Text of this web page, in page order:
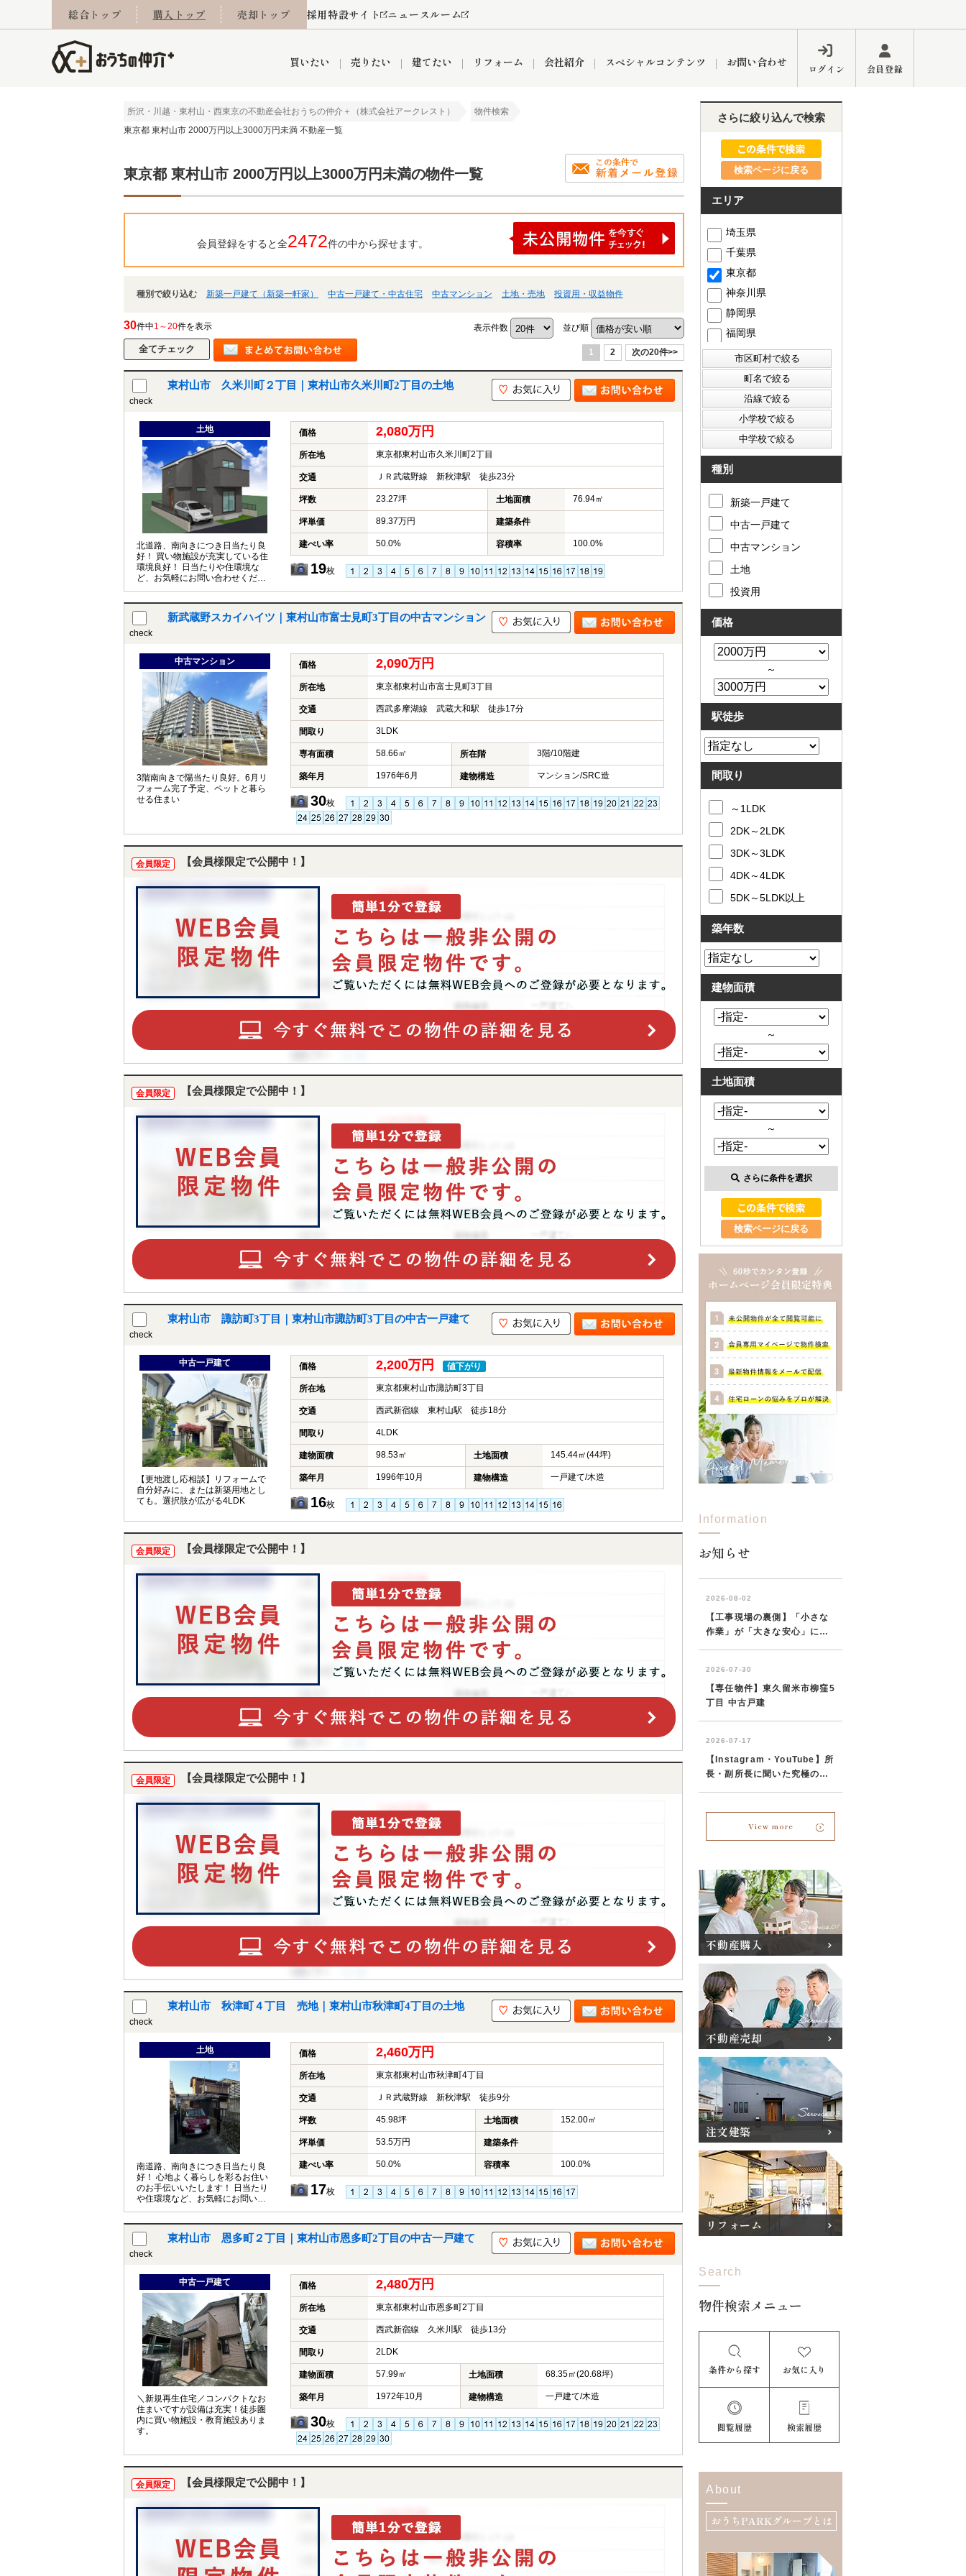
総合トップ 購入トップ 売却トップ 採用特設サイト ニュースルーム
買いたい
川越市 入間市 飯能市 狭山市 ふじみ野市 富士見市 志木市 新座市 朝霞市 西東京市 東村山市 東大和市
東久留米市
売りたい
練馬区
建てたい リフォーム 会社紹介
インフォメーション ブログ
秋津営業所 東久留米営業所
スペシャルコンテンツ お問い合わせ ログイン 会員登録
所沢・川越・東村山・西東京の不動産会社おうちの仲介＋（株式会社アークレスト）
物件検索
東京都 東村山市 2000万円以上3000万円未満 不動産一覧
東京都 東村山市 2000万円以上3000万円未満の物件一覧
会員登録をすると全2472件の中から探せます。
種別で絞り込む 新築一戸建て（新築一軒家） 中古一戸建て・中古住宅 中古マンション 土地・売地 投資用・収益物件
30件中1～20件を表示 表示件数 並び順
1 2 次の20件>>
check
東村山市 久米川町２丁目｜東村山市久米川町2丁目の土地
土地
北道路、南向きにつき日当たり良
好！ 買い物施設が充実している住
環境良好！ 日当たりや住環境な
ど、お気軽にお問い合わせくださ
い！
価格 2,080万円
所在地 東京都東村山市久米川町2丁目
交通 ＪＲ武蔵野線 新秋津駅 徒歩23分
坪数 23.27坪 土地面積 76.94㎡
坪単価 89.37万円 建築条件
建ぺい率 50.0% 容積率 100.0%
19枚
check
新武蔵野スカイハイツ｜東村山市富士見町3丁目の中古マンション
中古マンション
3階南向きで陽当たり良好。6月リ
フォーム完了予定、ペットと暮ら
せる住まい
価格 2,090万円
所在地 東京都東村山市富士見町3丁目
交通 西武多摩湖線 武蔵大和駅 徒歩17分
間取り 3LDK
専有面積 58.66㎡ 所在階 3階/10階建
築年月 1976年6月 建物構造 マンション/SRC造
30枚
会員限定 【会員様限定で公開中！】
会員限定 【会員様限定で公開中！】
check
東村山市 諏訪町3丁目｜東村山市諏訪町3丁目の中古一戸建て
中古一戸建て
【更地渡し応相談】リフォームで
自分好みに、または新築用地とし
ても。選択肢が広がる4LDK
価格 2,200万円 値下がり
所在地 東京都東村山市諏訪町3丁目
交通 西武新宿線 東村山駅 徒歩18分
間取り 4LDK
建物面積 98.53㎡ 土地面積 145.44㎡(44坪)
築年月 1996年10月 建物構造 一戸建て/木造
16枚
会員限定 【会員様限定で公開中！】
会員限定 【会員様限定で公開中！】
check
東村山市 秋津町４丁目 売地｜東村山市秋津町4丁目の土地
土地
南道路、南向きにつき日当たり良
好！ 心地よく暮らしを彩るお住い
のお手伝いいたします！ 日当たり
や住環境など、お気軽にお問い合
わせください！
価格 2,460万円
所在地 東京都東村山市秋津町4丁目
交通 ＪＲ武蔵野線 新秋津駅 徒歩9分
坪数 45.98坪 土地面積 152.00㎡
坪単価 53.5万円 建築条件
建ぺい率 50.0% 容積率 100.0%
17枚
check
東村山市 恩多町２丁目｜東村山市恩多町2丁目の中古一戸建て
中古一戸建て
＼新規再生住宅／コンパクトなお
住まいですが設備は充実！徒歩圏
内に買い物施設・教育施設ありま
す。
価格 2,480万円
所在地 東京都東村山市恩多町2丁目
交通 西武新宿線 久米川駅 徒歩13分
間取り 2LDK
建物面積 57.99㎡ 土地面積 68.35㎡(20.68坪)
築年月 1972年10月 建物構造 一戸建て/木造
30枚
会員限定 【会員様限定で公開中！】
さらに絞り込んで検索
検索ページに戻る
エリア
埼玉県
千葉県
東京都
神奈川県
静岡県
福岡県
種別
新築一戸建て
中古一戸建て
中古マンション
土地
投資用
価格
～
駅徒歩
間取り
～1LDK
2DK～2LDK
3DK～3LDK
4DK～4LDK
5DK～5LDK以上
築年数
建物面積
～
土地面積
～
さらに条件を選択
検索ページに戻る
Information
お知らせ
View more
不動産購入
不動産売却
注文建築
リフォーム
Search
物件検索メニュー
条件から探す お気に入り
閲覧履歴 検索履歴
About
おうちPARKグループとは